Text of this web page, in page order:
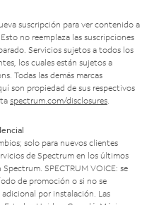
suscripción para ver contenido a
no reemplaza las suscripciones
Servicios sujetos a todos los
los cuales están sujetos a
Todas las demás marcas
son propiedad de sus respectivos
spectrum.com/disclosures
solo para nuevos clientes
de Spectrum en los últimos
SPECTRUM VOICE: se
de promoción o si no se
por instalación. Las